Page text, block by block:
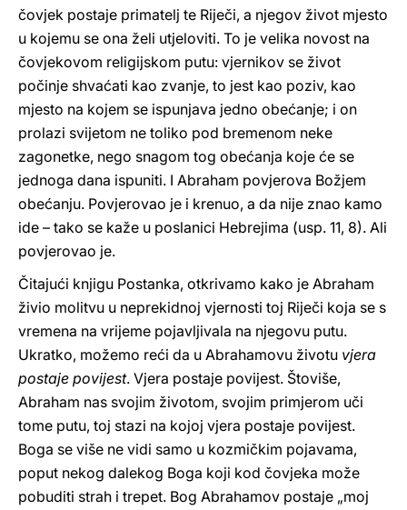
čovjek postaje primatelj te Riječi, a njegov život mjesto
u kojemu se ona želi utjeloviti. To je velika novost na
čovjekovom religijskom putu: vjernikov se život
počinje shvaćati kao zvanje, to jest kao poziv, kao
mjesto na kojem se ispunjava jedno obećanje; i on
prolazi svijetom ne toliko pod bremenom neke
zagonetke, nego snagom tog obećanja koje će se
jednoga dana ispuniti. I Abraham povjerova Božjem
obećanju. Povjerovao je i krenuo, a da nije znao kamo
ide – tako se kaže u poslanici Hebrejima (usp. 11, 8). Ali
povjerovao je.
Čitajući knjigu Postanka, otkrivamo kako je Abraham
živio molitvu u neprekidnoj vjernosti toj Riječi koja se s
vremena na vrijeme pojavljivala na njegovu putu.
Ukratko, možemo reći da u Abrahamovu životu vjera
postaje povijest. Vjera postaje povijest. Štoviše,
Abraham nas svojim životom, svojim primjerom uči
tome putu, toj stazi na kojoj vjera postaje povijest.
Boga se više ne vidi samo u kozmičkim pojavama,
poput nekog dalekog Boga koji kod čovjeka može
pobuditi strah i trepet. Bog Abrahamov postaje „moj